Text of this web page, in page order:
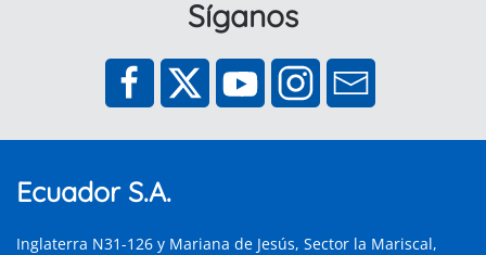
Síganos
Ecuador S.A.
Inglaterra N31-126 y Mariana de Jesús, Sector la Mariscal,